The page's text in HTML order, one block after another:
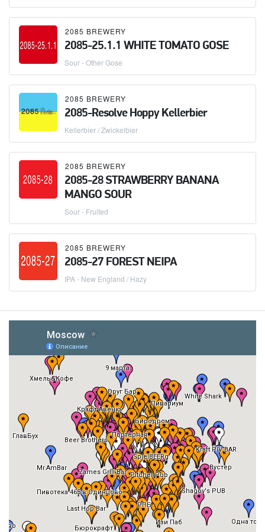
2085 BREWERY
2085-25.1.1 WHITE TOMATO GOSE
Sour - Other Gose
2085 BREWERY
2085-Resolve Hoppy Kellerbier
Kellerbier / Zwickelbier
2085 BREWERY
2085-28 STRAWBERRY BANANA
MANGO SOUR
Sour - Fruited
2085 BREWERY
2085-27 FOREST NEIPA
IPA - New England / Hazy